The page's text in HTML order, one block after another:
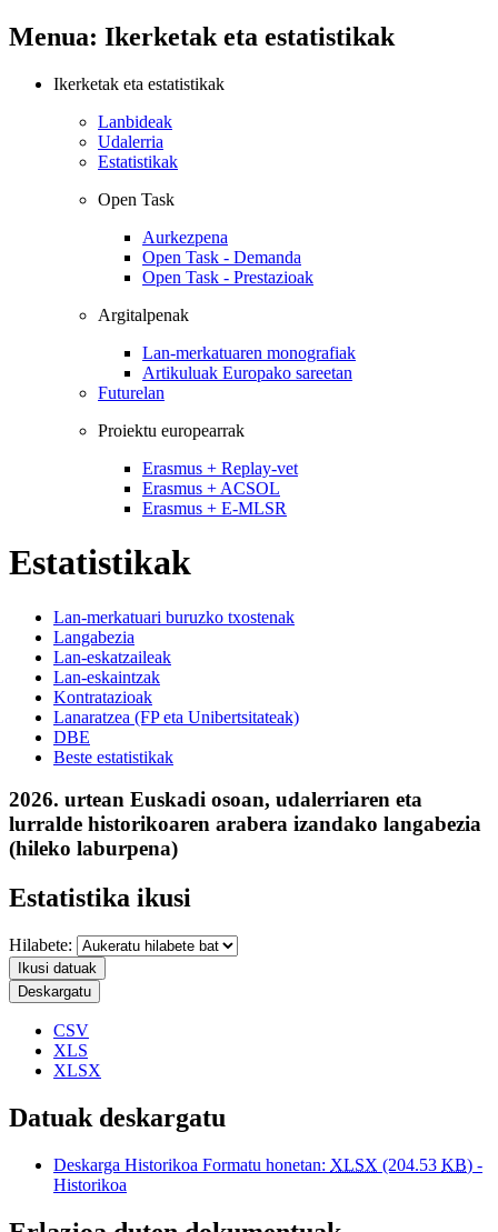
Menua: Ikerketak eta estatistikak
Ikerketak eta estatistikak
Lanbideak
Udalerria
Estatistikak
Open Task
Aurkezpena
Open Task - Demanda
Open Task - Prestazioak
Argitalpenak
Lan-merkatuaren monografiak
Artikuluak Europako sareetan
Futurelan
Proiektu europearrak
Erasmus + Replay-vet
Erasmus + ACSOL
Erasmus + E-MLSR
Estatistikak
Lan-merkatuari buruzko txostenak
Langabezia
Lan-eskatzaileak
Lan-eskaintzak
Kontratazioak
Lanaratzea (FP eta Unibertsitateak)
DBE
Beste estatistikak
2026. urtean Euskadi osoan, udalerriaren eta
lurralde historikoaren arabera izandako langabezia
(hileko laburpena)
Estatistika ikusi
Hilabete:
Ikusi datuak
Deskargatu
CSV
XLS
XLSX
Datuak deskargatu
Deskarga Historikoa Formatu honetan: XLSX (204.53 KB) -
Historikoa